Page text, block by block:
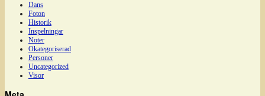
Dans
Foton
Historik
Inspelningar
Noter
Okategoriserad
Personer
Uncategorized
Visor